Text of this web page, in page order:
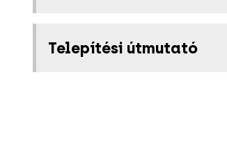
Telepítési útmutató